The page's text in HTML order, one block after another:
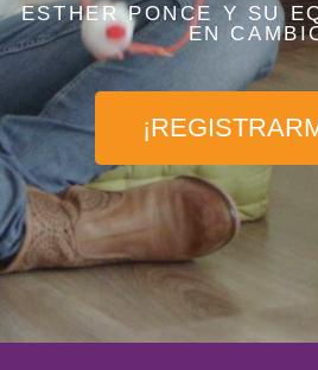
ESTHER PONCE Y SU
EN